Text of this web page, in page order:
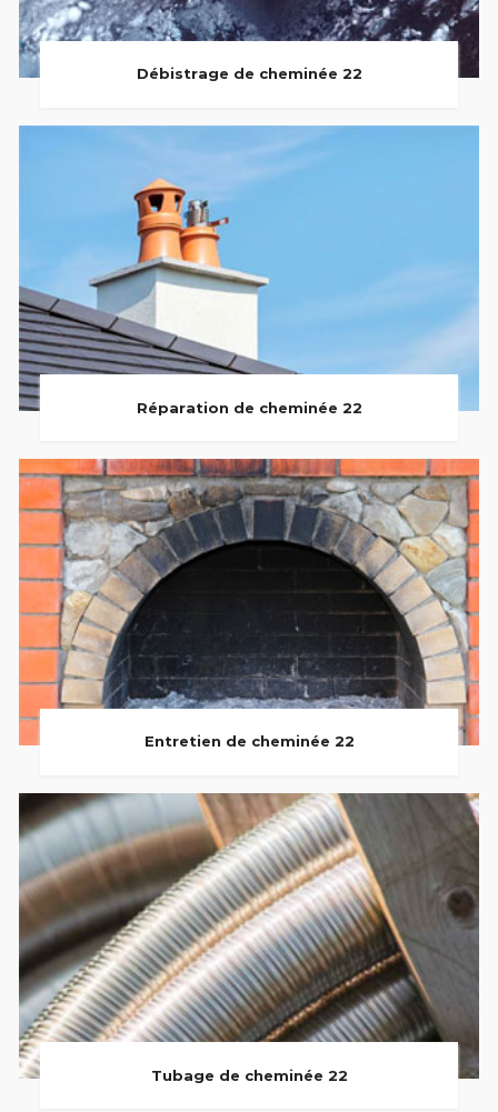
Débistrage de cheminée 22
Réparation de cheminée 22
Entretien de cheminée 22
Tubage de cheminée 22